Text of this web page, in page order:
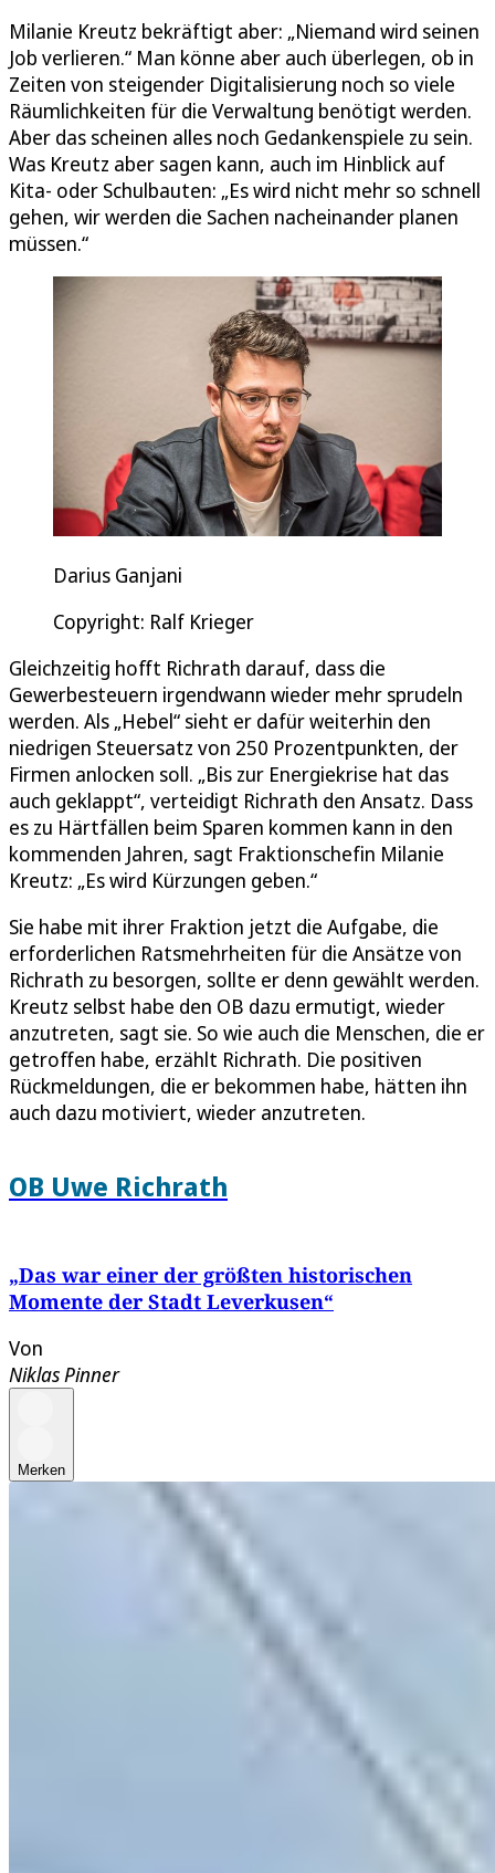
Milanie Kreutz bekräftigt aber: „Niemand wird seinen
Job verlieren.“ Man könne aber auch überlegen, ob in
Zeiten von steigender Digitalisierung noch so viele
Räumlichkeiten für die Verwaltung benötigt werden.
Aber das scheinen alles noch Gedankenspiele zu sein.
Was Kreutz aber sagen kann, auch im Hinblick auf
Kita- oder Schulbauten: „Es wird nicht mehr so schnell
gehen, wir werden die Sachen nacheinander planen
müssen.“
Darius Ganjani
Copyright: Ralf Krieger
Gleichzeitig hofft Richrath darauf, dass die
Gewerbesteuern irgendwann wieder mehr sprudeln
werden. Als „Hebel“ sieht er dafür weiterhin den
niedrigen Steuersatz von 250 Prozentpunkten, der
Firmen anlocken soll. „Bis zur Energiekrise hat das
auch geklappt“, verteidigt Richrath den Ansatz. Dass
es zu Härtfällen beim Sparen kommen kann in den
kommenden Jahren, sagt Fraktionschefin Milanie
Kreutz: „Es wird Kürzungen geben.“
Sie habe mit ihrer Fraktion jetzt die Aufgabe, die
erforderlichen Ratsmehrheiten für die Ansätze von
Richrath zu besorgen, sollte er denn gewählt werden.
Kreutz selbst habe den OB dazu ermutigt, wieder
anzutreten, sagt sie. So wie auch die Menschen, die er
getroffen habe, erzählt Richrath. Die positiven
Rückmeldungen, die er bekommen habe, hätten ihn
auch dazu motiviert, wieder anzutreten.
OB Uwe Richrath
„Das war einer der größten historischen
Momente der Stadt Leverkusen“
Von
Niklas Pinner
Merken